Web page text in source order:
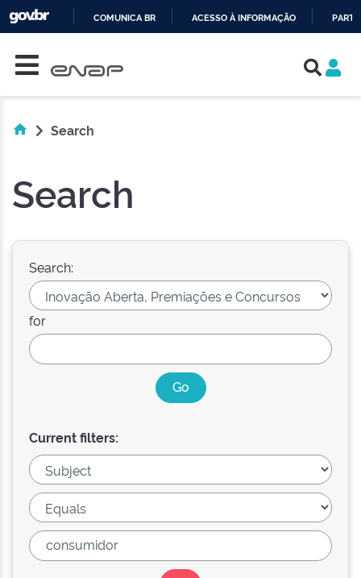
COMUNICA BR ACESSO À INFORMAÇÃO
Search
Search
Search:
for
Current filters: